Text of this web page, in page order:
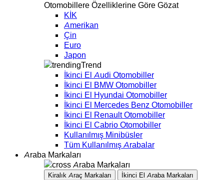
Otomobillere Özelliklerine Göre Gözat
KİK
Amerikan
Çin
Euro
Japon
Trend
İkinci El Audi Otomobiller
İkinci El BMW Otomobiller
İkinci El Hyundai Otomobiller
İkinci El Mercedes Benz Otomobiller
İkinci El Renault Otomobiller
İkinci El Cabrio Otomobiller
Kullanılmış Minibüsler
Tüm Kullanılmış Arabalar
Araba Markaları
Araba Markaları
Kiralık Araç Markaları İkinci El Araba Markaları